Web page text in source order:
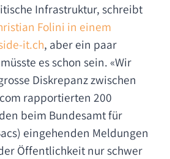
Infrastruktur, schreibt
Folini in einem
it.ch, aber ein paar
es schon sein. «Wir
Diskrepanz zwischen
rapportierten 200
beim Bundesamt für
eingehenden Meldungen
Öffentlichkeit nur schwer